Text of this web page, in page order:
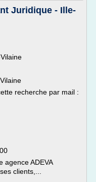
Juridique - Ille-
recherche par mail :
agence ADEVA
clients,...